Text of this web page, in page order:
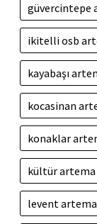
güvercintepe
ikitelli osb
kayabaşı
kocasinan
konaklar
kültür artema
levent